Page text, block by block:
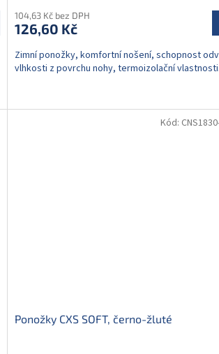
104,63 Kč bez DPH
126,60 Kč
Zimní ponožky, komfortní nošení, schopnost
vlhkosti z povrchu nohy, termoizolační vlastnosti.
Ponožky CXS SOFT, černo-žluté
Kód: